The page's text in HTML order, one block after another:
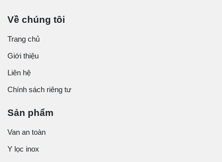
Về chúng tôi
Trang chủ
Giới thiệu
Liên hệ
Chính sách riêng tư
Sản phẩm
Van an toàn
Y lọc inox